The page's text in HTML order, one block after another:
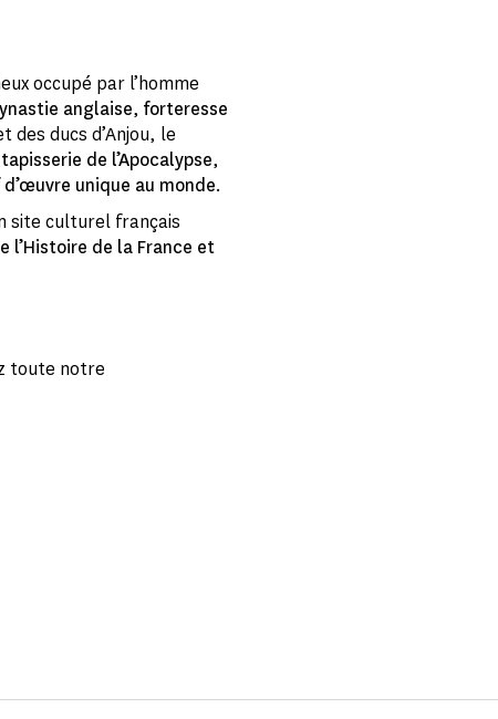
occupé par l’homme
anglaise, forteresse
des ducs d’Anjou, le
de l’Apocalypse,
unique au monde.
site culturel français
l’Histoire de la France et
toute notre